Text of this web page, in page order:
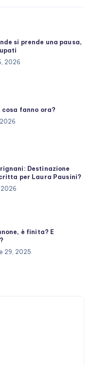
si prende una pausa,
2026
cosa fanno ora?
2026
Destinazione
per Laura Pausini?
2026
è finita? E
29, 2025